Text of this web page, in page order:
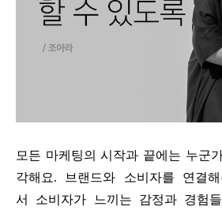
모든 마케팅의 시작과 끝에는 누군
각해요. 브랜드와 소비자를 연결
서 소비자가 느끼는 감정과 경험